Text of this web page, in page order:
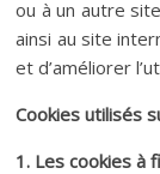
ou à un autre
ainsi au site
et d’améliorer
Cookies utilisés
1. Les cookies à